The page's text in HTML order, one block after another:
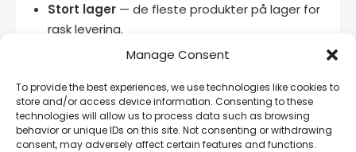
Manage Consent
To provide the best experiences, we use technologies like cookies to
store and/or access device information. Consenting to these
technologies will allow us to process data such as browsing
behavior or unique IDs on this site. Not consenting or withdrawing
consent, may adversely affect certain features and functions.
Stort lager — de fleste produkter på lager for
rask levering.
Bedriftspriser— kontakt oss for volumrabatt
Fagkompetanse— vi hjelper deg med å
velge riktig verneutstyr.